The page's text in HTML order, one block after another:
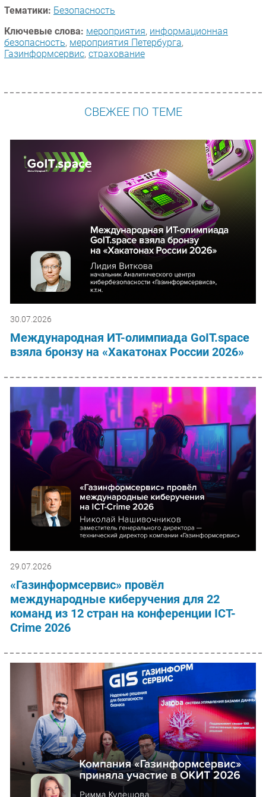
Тематики: Безопасность
Ключевые слова: мероприятия, информационная
безопасность, мероприятия Петербурга,
Газинформсервис, страхование
СВЕЖЕЕ ПО ТЕМЕ
30.07.2026
Международная ИТ-олимпиада GoIT.space
взяла бронзу на «Хакатонах России 2026»
29.07.2026
«Газинформсервис» провёл
международные киберучения для 22
команд из 12 стран на конференции ICT-
Crime 2026